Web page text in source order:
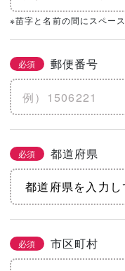
※苗字と名前の間にスペー
必須 郵便番号
必須 都道府県
必須 市区町村